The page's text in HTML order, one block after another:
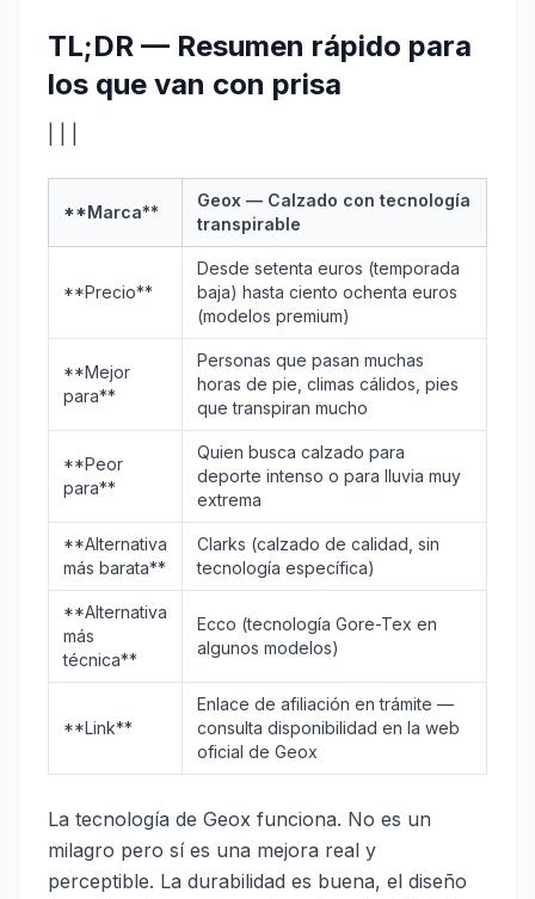
TL;DR — Resumen rápido para
los que van con prisa
**Marca**
Geox — Calzado con tecnología
transpirable
**Precio**
Desde setenta euros (temporada
baja) hasta ciento ochenta euros
(modelos premium)
**Mejor
para**
Personas que pasan muchas
horas de pie, climas cálidos, pies
que transpiran mucho
**Peor
para**
Quien busca calzado para
deporte intenso o para lluvia muy
extrema
**Alternativa
más barata**
Clarks (calzado de calidad, sin
tecnología específica)
**Alternativa
más
técnica**
Ecco (tecnología Gore-Tex en
algunos modelos)
**Link**
Enlace de afiliación en trámite —
consulta disponibilidad en la web
oficial de Geox
La tecnología de Geox funciona. No es un
milagro pero sí es una mejora real y
perceptible. La durabilidad es buena, el diseño